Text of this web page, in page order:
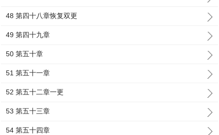
48 第四十八章恢复双更
49 第四十九章
50 第五十章
51 第五十一章
52 第五十二章一更
53 第五十三章
54 第五十四章